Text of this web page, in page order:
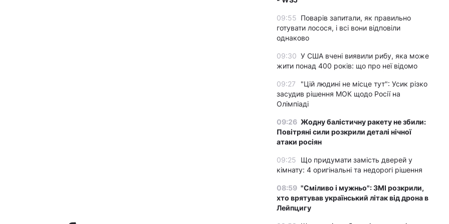
09:55 Поварів запитали, як правильно
готувати лосося, і всі вони відповіли
однаково
09:30 У США вчені виявили рибу, яка може
жити понад 400 років: що про неї відомо
09:27
"Цій людині не місце тут": Усик різко
засудив рішення МОК щодо Росії на
Олімпіаді
09:26 Жодну балістичну ракету не збили:
Повітряні сили розкрили деталі нічної
атаки росіян
09:25
Що придумати замість дверей у
кімнату: 4 оригінальні та недорогі рішення
08:59 "Сміливо і мужньо": ЗМІ розкрили,
хто врятував український літак від дрона в
Лейпцигу